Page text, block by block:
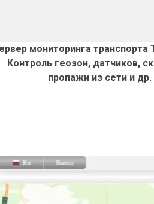
мониторинга транспорта
Контроль геозон, датчиков,
пропажи из сети и др.